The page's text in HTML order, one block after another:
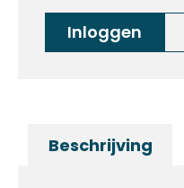
Inloggen
Beschrijving